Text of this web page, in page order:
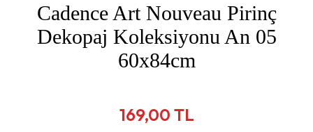
Cadence Art Nouveau Pirinç
Dekopaj Koleksiyonu An 05
60x84cm
169,00 TL